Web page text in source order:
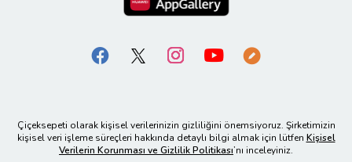
Çiçeksepeti olarak kişisel verilerinizin gizliliğini önemsiyoruz. Şirketimizin
kişisel veri işleme süreçleri hakkında detaylı bilgi almak için lütfen Kişisel
Verilerin Korunması ve Gizlilik Politikası’nı inceleyiniz.